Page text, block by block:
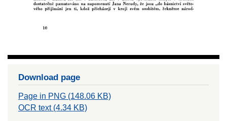
Download page
Page in PNG (148.06 KB)
OCR text (4.34 KB)